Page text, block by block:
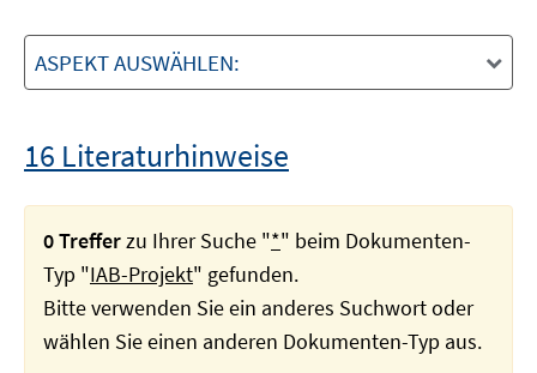
ASPEKT AUSWÄHLEN:
16 Literaturhinweise
0 Trefferzu Ihrer Suche "*" beim Dokumenten-
Typ "IAB-Projekt" gefunden.
Bitte verwenden Sie ein anderes Suchwort oder
wählen Sie einen anderen Dokumenten-Typ aus.